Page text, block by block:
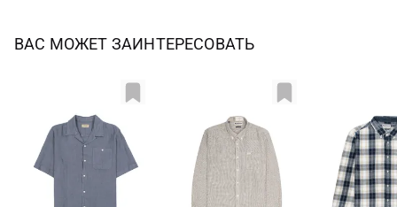
ВАС МОЖЕТ ЗАИНТЕРЕСОВАТЬ